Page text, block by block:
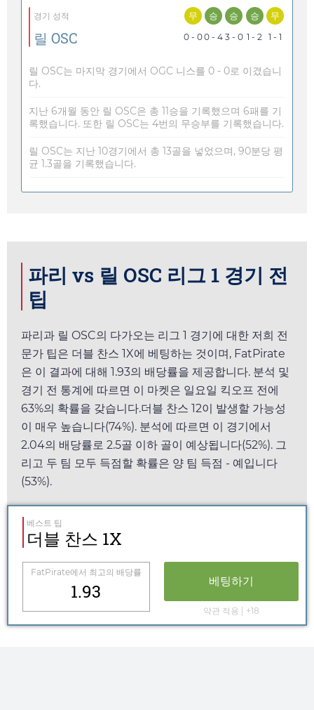
경기 성적
릴 OSC
무
0 - 0
승
0 - 4
승
3 - 0
승
1 - 2
무
1 - 1
릴 OSC는 마지막 경기에서 OGC 니스를 0 - 0로 이겼습니
다.
지난 6개월 동안 릴 OSC은 총 11승을 기록했으며 6패를 기
록했습니다. 또한 릴 OSC는 4번의 무승부를 기록했습니다.
릴 OSC는 지난 10경기에서 총 13골을 넣었으며, 90분당 평
균 1.3골을 기록했습니다.
파리 vs 릴 OSC 리그 1 경기 전
팁
파리과 릴 OSC의 다가오는 리그 1 경기에 대한 저희 전
문가 팁은 더블 찬스 1X에 베팅하는 것이며, FatPirate
은 이 결과에 대해 1.93의 배당률을 제공합니다. 분석 및
경기 전 통계에 따르면 이 마켓은 일요일 킥오프 전에
63%의 확률을 갖습니다.더블 찬스 12이 발생할 가능성
이 매우 높습니다(74%). 분석에 따르면 이 경기에서
2.04의 배당률로 2.5골 이하 골이 예상됩니다(52%). 그
리고 두 팀 모두 득점할 확률은 양 팀 득점 - 예입니다
(53%).
베스트 팁
더블 찬스 1X
FatPirate에서 최고의 배당률
1.93 베팅하기
약관 적용 | +18